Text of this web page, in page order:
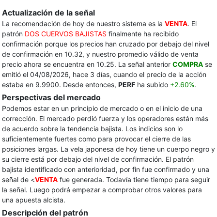
Actualización de la señal
La recomendación de hoy de nuestro sistema es la VENTA. El
patrón DOS CUERVOS BAJISTAS finalmente ha recibido
confirmación porque los precios han cruzado por debajo del nivel
de confirmación en 10.32, y nuestro promedio válido de venta
precio ahora se encuentra en 10.25. La señal anterior COMPRA se
emitió el 04/08/2026, hace 3 días, cuando el precio de la acción
estaba en 9.9900. Desde entonces, PERF ha subido +2.60%.
Perspectivas del mercado
Podemos estar en un principio de mercado o en el inicio de una
corrección. El mercado perdió fuerza y ​​los operadores están más
de acuerdo sobre la tendencia bajista. Los indicios son lo
suficientemente fuertes como para provocar el cierre de las
posiciones largas. La vela japonesa de hoy tiene un cuerpo negro y
su cierre está por debajo del nivel de confirmación. El patrón
bajista identificado con anterioridad, por fin fue confirmado y una
señal de <VENTA fue generada. Todavía tiene tiempo para seguir
la señal. Luego podrá empezar a comprobar otros valores para
una apuesta alcista.
Descripción del patrón